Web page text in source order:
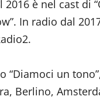
è nel cast di
In radio dal
“Diamoci un
Berlino,